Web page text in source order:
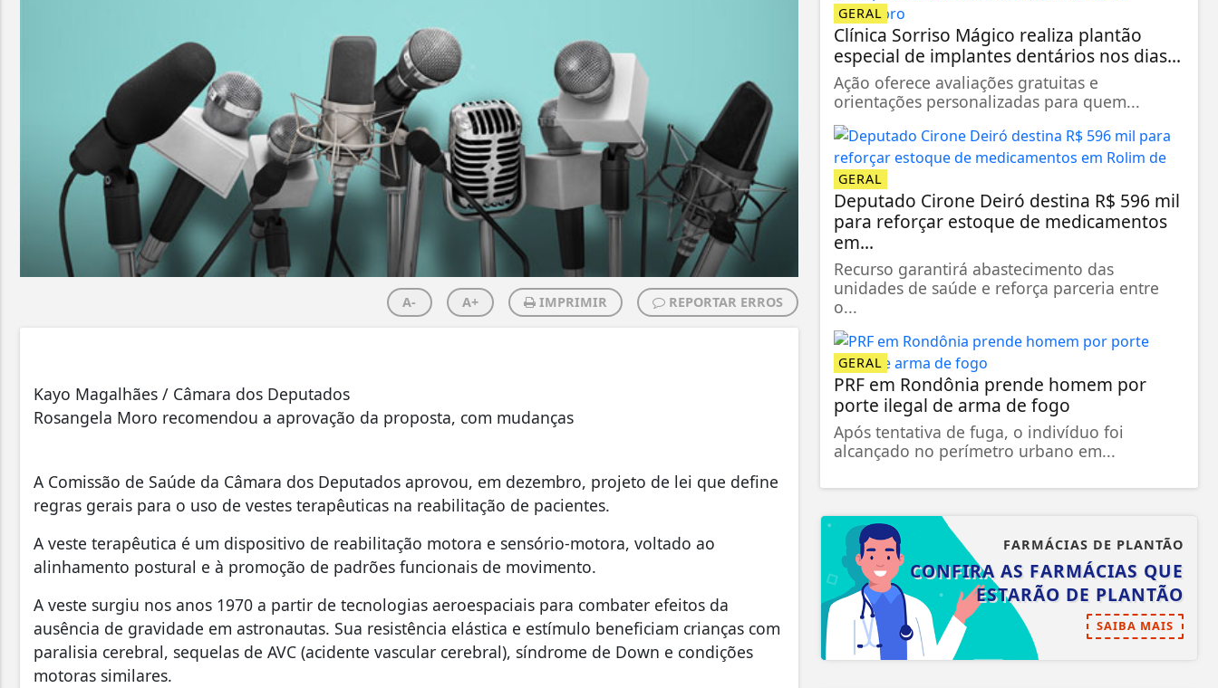
A- A+ IMPRIMIR REPORTAR ERROS
Kayo Magalhães / Câmara dos Deputados
Rosangela Moro recomendou a aprovação da proposta, com mudanças
A Comissão de Saúde da Câmara dos Deputados aprovou, em dezembro, projeto de lei que define
regras gerais para o uso de vestes terapêuticas na reabilitação de pacientes.
A veste terapêutica é um dispositivo de reabilitação motora e sensório-motora, voltado ao
alinhamento postural e à promoção de padrões funcionais de movimento.
A veste surgiu nos anos 1970 a partir de tecnologias aeroespaciais para combater efeitos da
ausência de gravidade em astronautas. Sua resistência elástica e estímulo beneficiam crianças com
paralisia cerebral, sequelas de AVC (acidente vascular cerebral), síndrome de Down e condições
motoras similares.
GERAL
Clínica Sorriso Mágico realiza plantão
especial de implantes dentários nos dias...
Ação oferece avaliações gratuitas e
orientações personalizadas para quem...
GERAL
Deputado Cirone Deiró destina R$ 596 mil
para reforçar estoque de medicamentos
em...
Recurso garantirá abastecimento das
unidades de saúde e reforça parceria entre
o...
GERAL
PRF em Rondônia prende homem por
porte ilegal de arma de fogo
Após tentativa de fuga, o indivíduo foi
alcançado no perímetro urbano em...
FARMÁCIAS DE PLANTÃO
CONFIRA AS FARMÁCIAS QUE
ESTARÃO DE PLANTÃO
SAIBA MAIS